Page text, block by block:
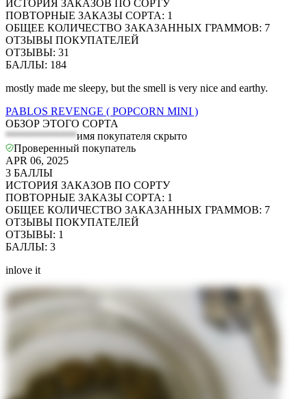
ИСТОРИЯ ЗАКАЗОВ ПО СОРТУ
ПОВТОРНЫЕ ЗАКАЗЫ СОРТА: 1
ОБЩЕЕ КОЛИЧЕСТВО ЗАКАЗАННЫХ ГРАММОВ: 7
ОТЗЫВЫ ПОКУПАТЕЛЕЙ
ОТЗЫВЫ: 31
БАЛЛЫ: 184
mostly made me sleepy, but the smell is very nice and earthy.
PABLOS REVENGE ( POPCORN MINI )
ОБЗОР ЭТОГО СОРТА
*************имя покупателя скрыто
Проверенный покупатель
APR 06, 2025
3 БАЛЛЫ
ИСТОРИЯ ЗАКАЗОВ ПО СОРТУ
ПОВТОРНЫЕ ЗАКАЗЫ СОРТА: 1
ОБЩЕЕ КОЛИЧЕСТВО ЗАКАЗАННЫХ ГРАММОВ: 7
ОТЗЫВЫ ПОКУПАТЕЛЕЙ
ОТЗЫВЫ: 1
БАЛЛЫ: 3
inlove it